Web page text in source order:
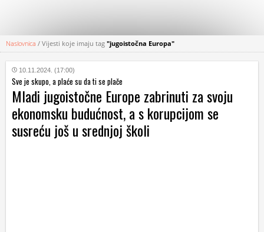
KATEGORIJE
HRVATSKI
WEB
Naslovnica / Vijesti koje imaju tag "jugoistočna Europa"
10.11.2024. (17:00)
Sve je skupo, a plaće su da ti se plače
Mladi jugoistočne Europe zabrinuti za svoju
ekonomsku budućnost, a s korupcijom se
susreću još u srednjoj školi